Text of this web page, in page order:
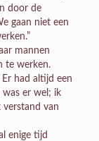
door de
gaan niet een
mannen
te werken.
had altijd een
was er wel; ik
verstand van
enige tijd